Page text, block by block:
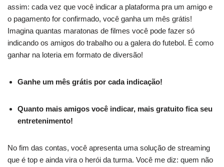
assim: cada vez que você indicar a plataforma pra um amigo e
o pagamento for confirmado, você ganha um mês grátis!
Imagina quantas maratonas de filmes você pode fazer só
indicando os amigos do trabalho ou a galera do futebol. É como
ganhar na loteria em formato de diversão!
Ganhe um mês grátis por cada indicação!
Quanto mais amigos você indicar, mais gratuito fica seu
entretenimento!
No fim das contas, você apresenta uma solução de streaming
que é top e ainda vira o herói da turma. Você me diz: quem não